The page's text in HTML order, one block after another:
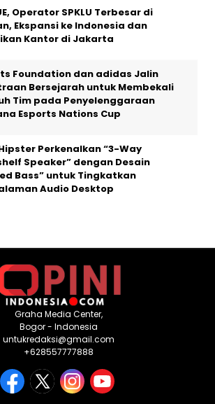
Operator SPKLU Terbesar di
Ekspansi ke Indonesia dan
Kantor di Jakarta
Foundation dan adidas Jalin
Bersejarah untuk Membekali
Tim pada Penyelenggaraan
Esports Nations Cup
Perkenalkan “3-Way
Speaker” dengan Desain
Bass” untuk Tingkatkan
Audio Desktop
Graha Media Center,
Bogor - Indonesia
untukredaksi@gmail.com
+628557777888